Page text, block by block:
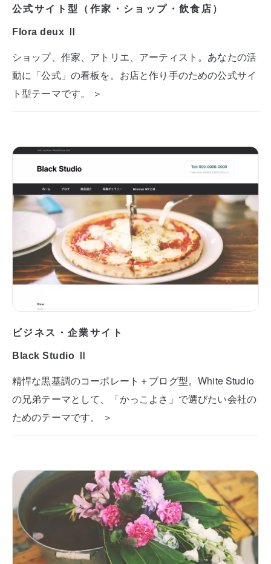
公式サイト型（作家・ショップ・飲食店）
Flora deux Ⅱ
ショップ、作家、アトリエ、アーティスト。あなたの活
動に「公式」の看板を。お店と作り手のための公式サイ
ト型テーマです。 ＞
ビジネス・企業サイト
Black Studio Ⅱ
精悍な黒基調のコーポレート＋ブログ型。White Studio
の兄弟テーマとして、「かっこよさ」で選びたい会社の
ためのテーマです。 ＞